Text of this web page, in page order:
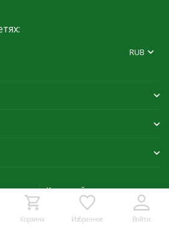
Корзина Избранное Войти
RUB
данных Карта сайта